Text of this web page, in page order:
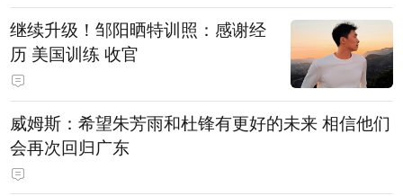
继续升级！邹阳晒特训照：感谢经
历 美国训练 收官
威姆斯：希望朱芳雨和杜锋有更好的未来 相信他们
会再次回归广东